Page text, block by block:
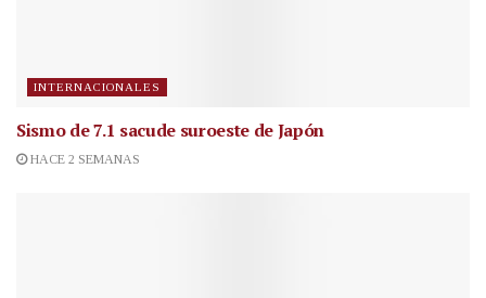
INTERNACIONALES
Sismo de 7.1 sacude suroeste de Japón
HACE 2 SEMANAS